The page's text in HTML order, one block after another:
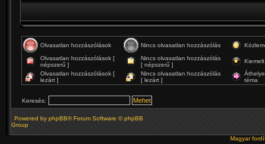
Olvasatlan hozzászólások Nincs olvasatlan hozzászólás
Olvasatlan hozzászólások [
népszerű ]
Nincs olvasatlan hozzászólás
[ népszerű ]
Kiemelt
Olvasatlan hozzászólások [
lezárt ]
Nincs olvasatlan hozzászólás
[ lezárt ]
téma
Keresés:
Powered by phpBB® Forum Software © phpBB
Group
Magyar